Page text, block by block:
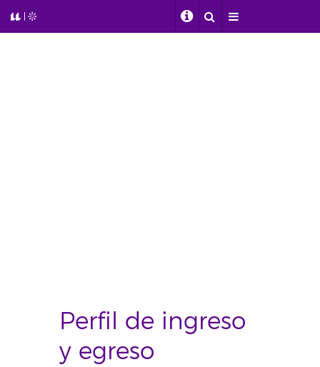
Perfil de ingreso
y egreso